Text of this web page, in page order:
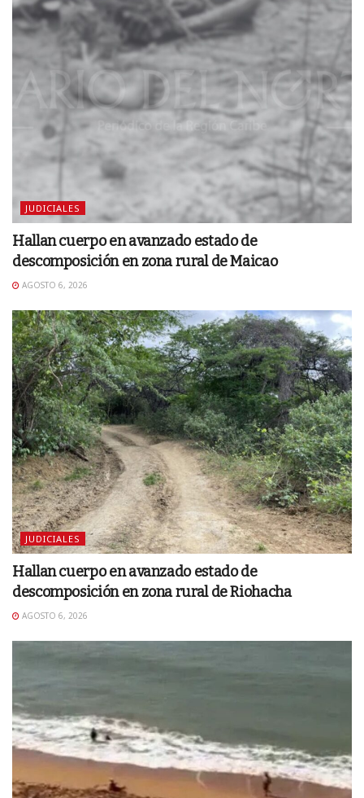
JUDICIALES
Hallan cuerpo en avanzado estado de
descomposición en zona rural de Maicao
AGOSTO 6, 2026
JUDICIALES
Hallan cuerpo en avanzado estado de
descomposición en zona rural de Riohacha
AGOSTO 6, 2026